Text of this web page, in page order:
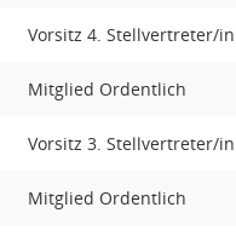
Vorsitz 4. Stellvertreter/in
Mitglied Ordentlich
Vorsitz 3. Stellvertreter/in
Mitglied Ordentlich